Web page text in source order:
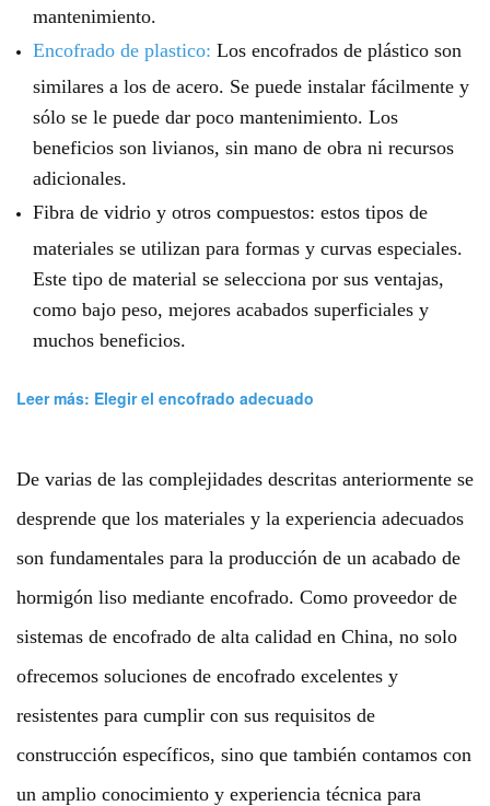
mantenimiento.
Encofrado de plastico: Los encofrados de plástico son
similares a los de acero. Se puede instalar fácilmente y
sólo se le puede dar poco mantenimiento. Los
beneficios son livianos, sin mano de obra ni recursos
adicionales.
Fibra de vidrio y otros compuestos: estos tipos de
materiales se utilizan para formas y curvas especiales.
Este tipo de material se selecciona por sus ventajas,
como bajo peso, mejores acabados superficiales y
muchos beneficios.
Leer más: Elegir el encofrado adecuado
De varias de las complejidades descritas anteriormente se
desprende que los materiales y la experiencia adecuados
son fundamentales para la producción de un acabado de
hormigón liso mediante encofrado. Como proveedor de
sistemas de encofrado de alta calidad en China, no solo
ofrecemos soluciones de encofrado excelentes y
resistentes para cumplir con sus requisitos de
construcción específicos, sino que también contamos con
un amplio conocimiento y experiencia técnica para